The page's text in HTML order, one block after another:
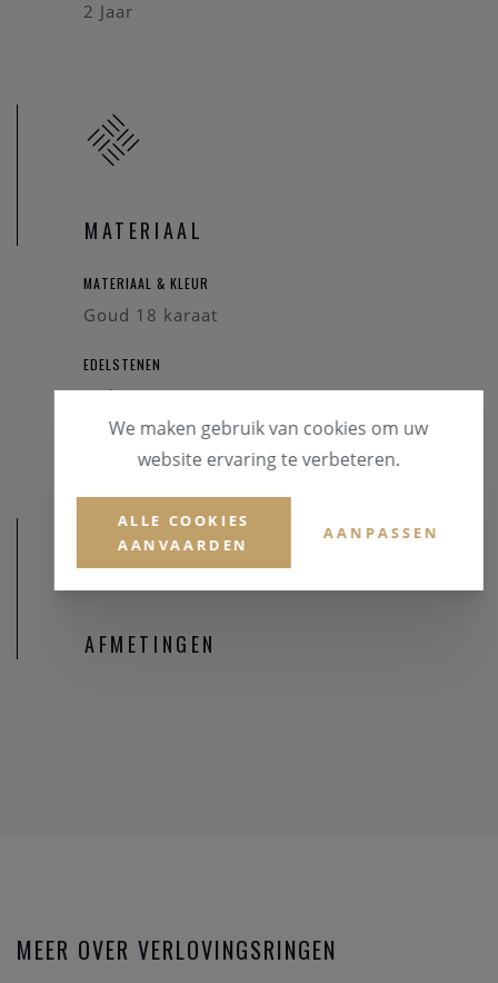
2 Jaar
MATERIAAL
MATERIAAL & KLEUR
Goud 18 karaat
EDELSTENEN
Briljant
Kleursteen
AFMETINGEN
MEER OVER VERLOVINGSRINGEN
We maken gebruik van cookies om uw
website ervaring te verbeteren.
ALLE COOKIES
AANVAARDEN
AANPASSEN